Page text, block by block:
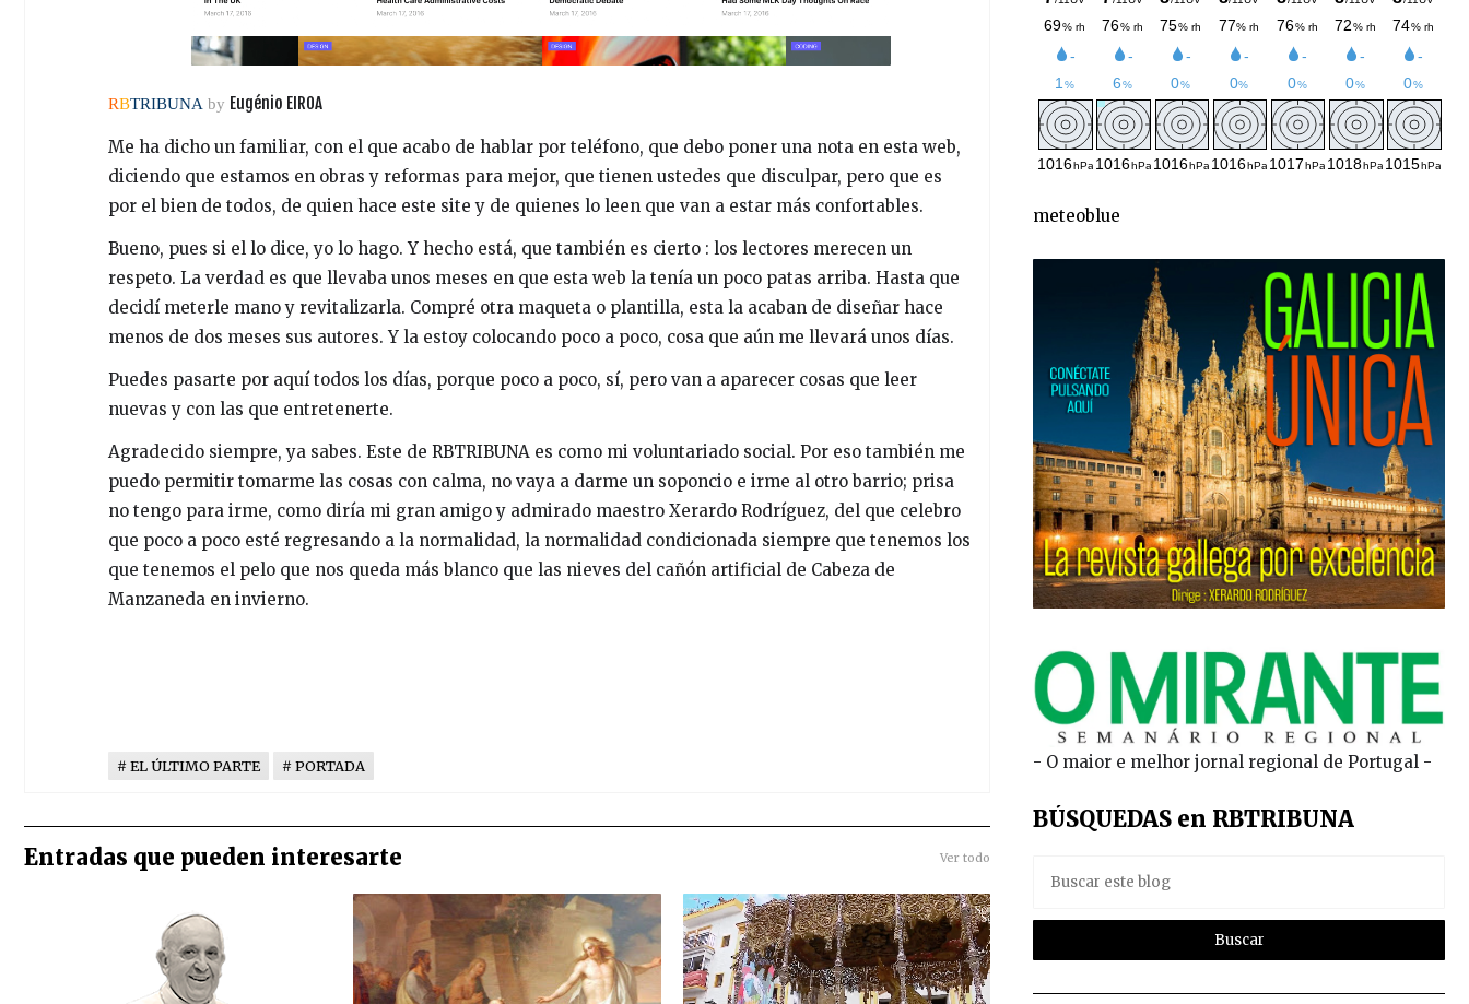
RBTRIBUNA by Eugénio EIROA
Me ha dicho un familiar, con el que acabo de hablar por teléfono, que debo poner una nota en esta web,
diciendo que estamos en obras y reformas para mejor, que tienen ustedes que disculpar, pero que es
por el bien de todos, de quien hace este site y de quienes lo leen que van a estar más confortables.
Bueno, pues si el lo dice, yo lo hago. Y hecho está, que también es cierto : los lectores merecen un
respeto. La verdad es que llevaba unos meses en que esta web la tenía un poco patas arriba. Hasta que
decidí meterle mano y revitalizarla. Compré otra maqueta o plantilla, esta la acaban de diseñar hace
menos de dos meses sus autores. Y la estoy colocando poco a poco, cosa que aún me llevará unos días.
Puedes pasarte por aquí todos los días, porque poco a poco, sí, pero van a aparecer cosas que leer
nuevas y con las que entretenerte.
Agradecido siempre, ya sabes. Este de RBTRIBUNA es como mi voluntariado social. Por eso también me
puedo permitir tomarme las cosas con calma, no vaya a darme un soponcio e irme al otro barrio; prisa
no tengo para irme, como diría mi gran amigo y admirado maestro Xerardo Rodríguez, del que celebro
que poco a poco esté regresando a la normalidad, la normalidad condicionada siempre que tenemos los
que tenemos el pelo que nos queda más blanco que las nieves del cañón artificial de Cabeza de
Manzaneda en invierno.
EL ÚLTIMO PARTE PORTADA
Entradas que pueden interesarte Ver todo
meteoblue
- O maior e melhor jornal regional de Portugal -
BÚSQUEDAS en RBTRIBUNA